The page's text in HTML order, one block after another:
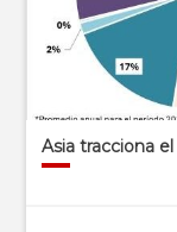
Asia tracciona